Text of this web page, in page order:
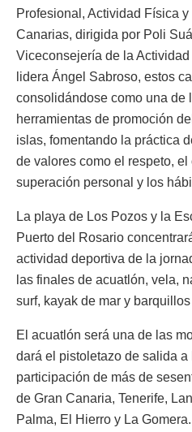
Profesional, Actividad Física
Canarias, dirigida por Poli
Viceconsejería de la
lidera Ángel Sabroso, estos
consolidándose como una de
herramientas de promoción
islas, fomentando la práctica
de valores como el respeto,
superación personal y los
La playa de Los Pozos y la
Puerto del Rosario
actividad deportiva de la
las finales de acuatlón, vela,
surf, kayak de mar y
El acuatlón será una de las
dará el pistoletazo de salida a
participación de más de
de Gran Canaria, Tenerife,
Palma, El Hierro y La